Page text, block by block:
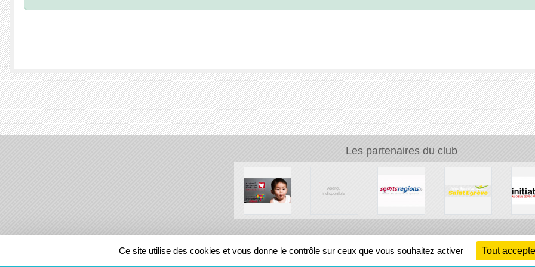
Les partenaires du club
REGIONS
Ce site utilise des cookies et vous donne le contrôle sur ceux que vous souhaitez activer Tout